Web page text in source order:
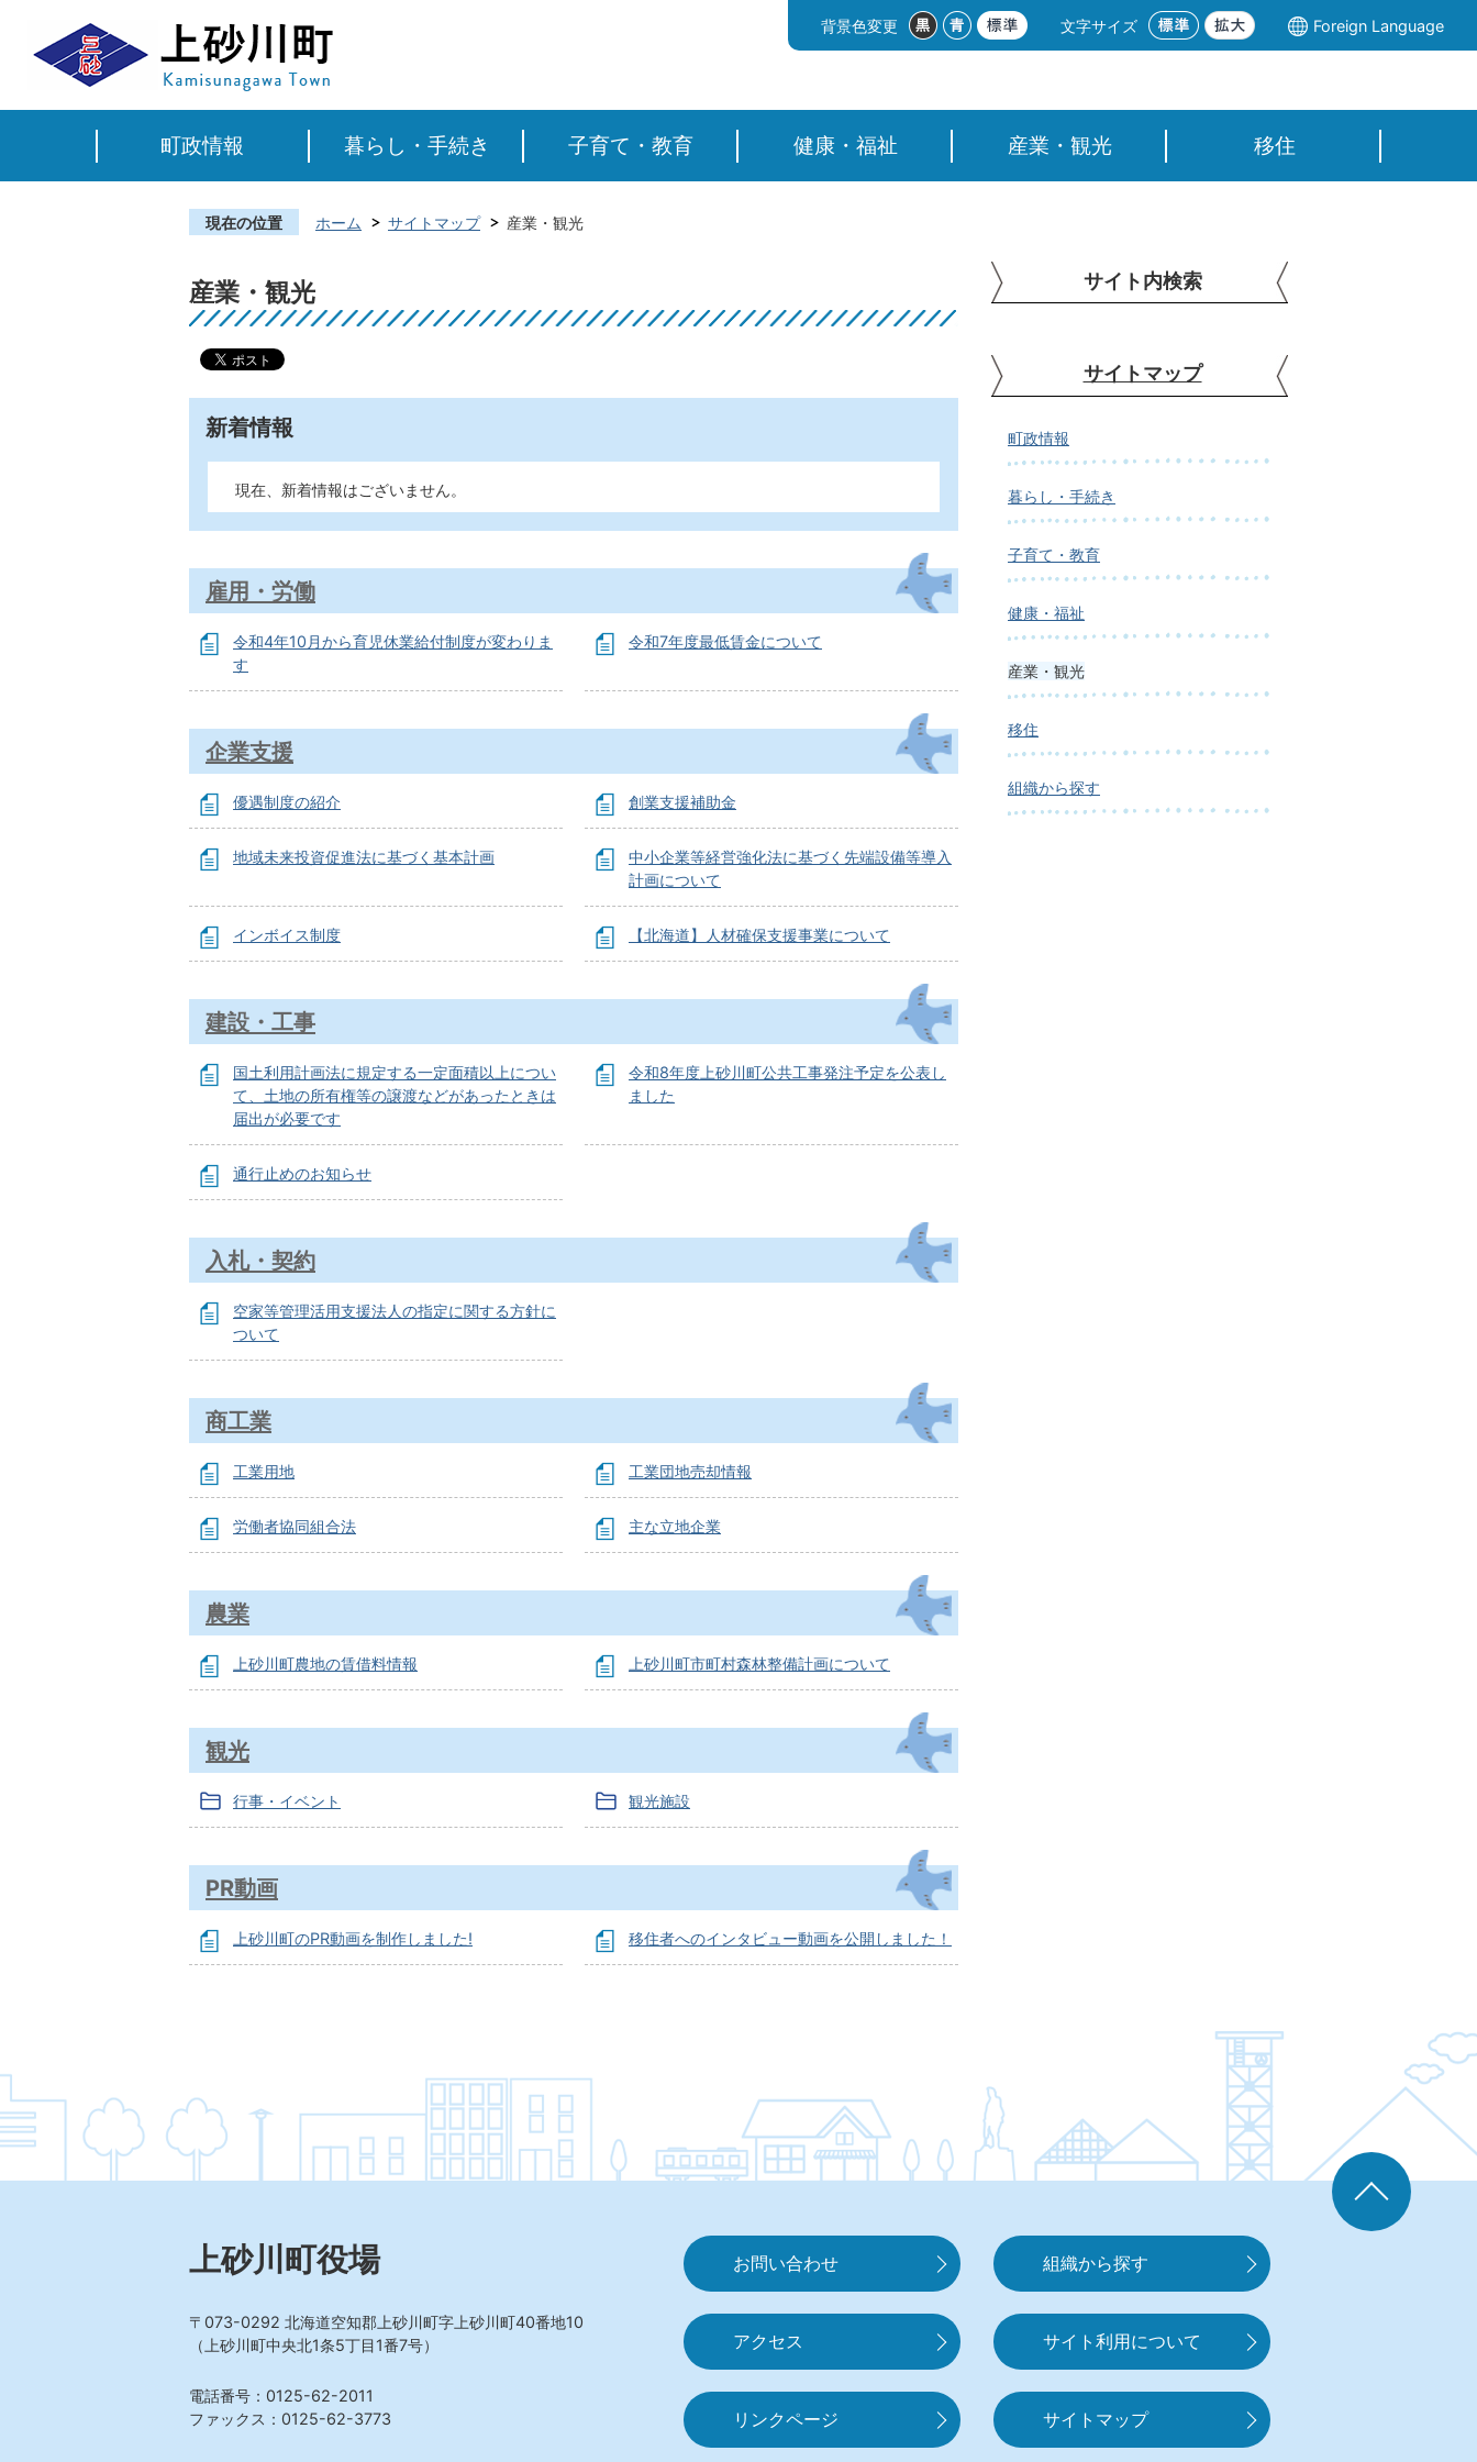
背景色変更 文字サイズ Foreign Language
町政情報 暮らし・手続き 子育て・教育 健康・福祉 産業・観光 移住
現在の位置 ホーム サイトマップ 産業・観光
産業・観光
新着情報
現在、新着情報はございません。
雇用・労働
令和4年10月から育児休業給付制度が変わりま
す
令和7年度最低賃金について
企業支援
優遇制度の紹介 創業支援補助金
地域未来投資促進法に基づく基本計画
中小企業等経営強化法に基づく先端設備等導入
計画について
インボイス制度 【北海道】人材確保支援事業について
建設・工事
国土利用計画法に規定する一定面積以上につい
て、土地の所有権等の譲渡などがあったときは
届出が必要です
令和8年度上砂川町公共工事発注予定を公表し
ました
通行止めのお知らせ
入札・契約
空家等管理活用支援法人の指定に関する方針に
ついて
商工業
工業用地 工業団地売却情報
労働者協同組合法 主な立地企業
農業
上砂川町農地の賃借料情報 上砂川町市町村森林整備計画について
観光
行事・イベント 観光施設
PR動画
上砂川町のPR動画を制作しました! 移住者へのインタビュー動画を公開しました！
サイト内検索
サイトマップ
町政情報
暮らし・手続き
子育て・教育
健康・福祉
産業・観光
移住
組織から探す
上砂川町役場
〒073-0292 北海道空知郡上砂川町字上砂川町40番地10
（上砂川町中央北1条5丁目1番7号）
電話番号：0125-62-2011
ファックス：0125-62-3773
お問い合わせ 組織から探す
アクセス サイト利用について
リンクページ サイトマップ